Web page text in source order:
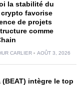
la stabilité du
crypto favorise
de projets
comme
CARLIER AOÛT 3, 2026
(BEAT) intègre le top